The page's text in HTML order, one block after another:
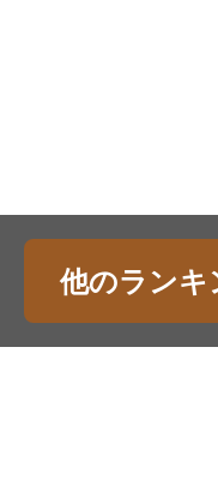
他のランキ